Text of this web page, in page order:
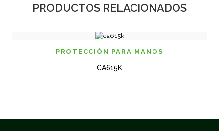
PRODUCTOS RELACIONADOS
PROTECCIÓN PARA MANOS
CA615K